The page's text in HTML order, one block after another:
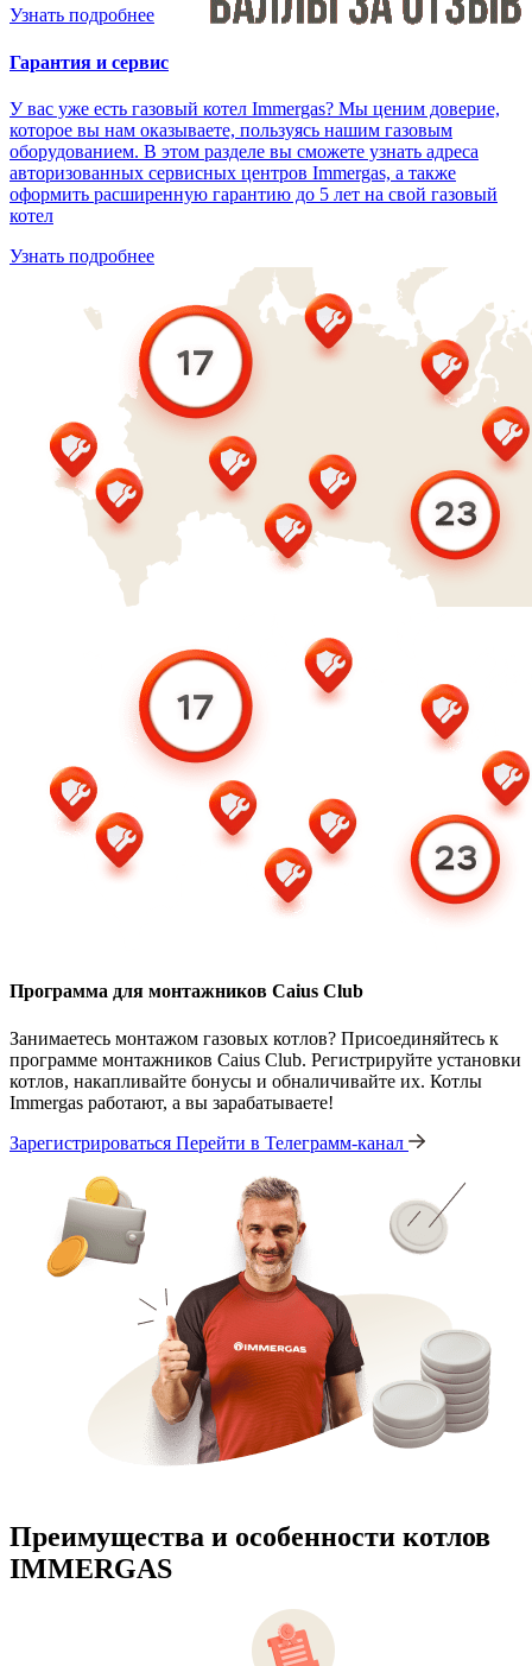
Узнать подробнее
Гарантия и сервис
У вас уже есть газовый котел Immergas? Мы ценим доверие,
которое вы нам оказываете, пользуясь нашим газовым
оборудованием. В этом разделе вы сможете узнать адреса
авторизованных сервисных центров Immergas, а также
оформить расширенную гарантию до 5 лет на свой газовый
котел
Узнать подробнее
Программа для монтажников Caius Club
Занимаетесь монтажом газовых котлов? Присоединяйтесь к
программе монтажников Caius Club. Регистрируйте установки
котлов, накапливайте бонусы и обналичивайте их. Котлы
Immergas работают, а вы зарабатываете!
Зарегистрироваться Перейти в Телеграмм-канал
Преимущества и особенности котлов
IMMERGAS